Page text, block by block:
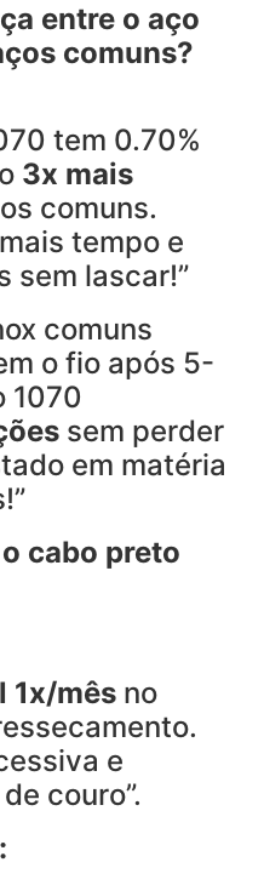
entre o aço
comuns?
tem 0.70%
3x mais
comuns.
tempo e
sem lascar!”
comuns
o fio após 5-
1070
sem perder
em matéria
cabo preto
1x/mês no
e
couro”.